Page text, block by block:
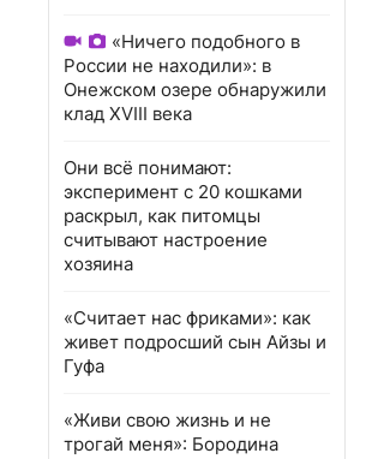
«Ничего подобного в
России не находили»: в
Онежском озере обнаружили
клад XVIII века
Они всё понимают:
эксперимент с 20 кошками
раскрыл, как питомцы
считывают настроение
хозяина
«Считает нас фриками»: как
живет подросший сын Айзы и
Гуфа
«Живи свою жизнь и не
трогай меня»: Бородина